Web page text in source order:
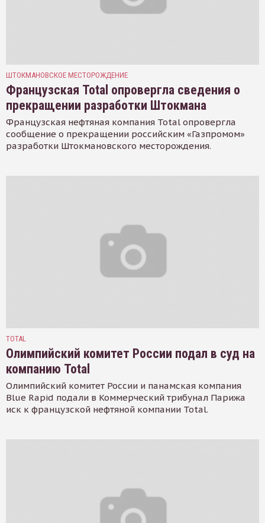
ШТОКМАНОВСКОЕ МЕСТОРОЖДЕНИЕ
Французская Total опровергла сведения о
прекращении разработки Штокмана
Французская нефтяная компания Total опровергла
сообщение о прекращении российским «Газпромом»
разработки Штокмановского месторождения.
TOTAL
Олимпийский комитет России подал в суд на
компанию Total
Олимпийский комитет России и панамская компания
Blue Rapid подали в Коммерческий трибунал Парижа
иск к французской нефтяной компании Total.